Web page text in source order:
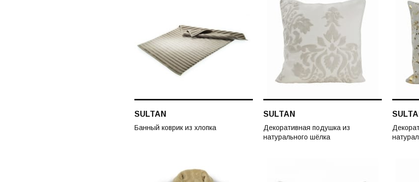
SULTAN
Банный коврик из хлопка
SULTAN
Декоративная подушка из
натурального шёлка